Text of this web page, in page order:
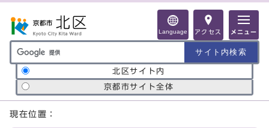
Language アクセス メニュー
サイト内検索の範囲
北区サイト内
京都市サイト全体
ここから本文です
現在位置：